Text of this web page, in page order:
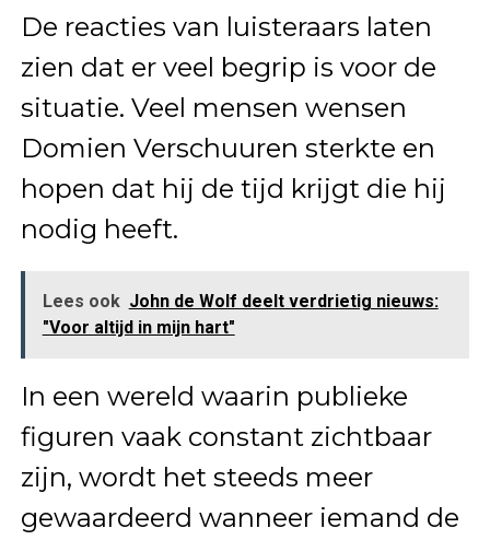
De reacties van luisteraars laten
zien dat er veel begrip is voor de
situatie. Veel mensen wensen
Domien Verschuuren sterkte en
hopen dat hij de tijd krijgt die hij
nodig heeft.
Lees ook John de Wolf deelt verdrietig nieuws:
"Voor altijd in mijn hart"
In een wereld waarin publieke
figuren vaak constant zichtbaar
zijn, wordt het steeds meer
gewaardeerd wanneer iemand de